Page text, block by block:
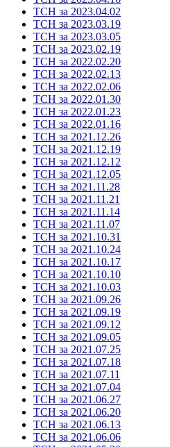
ТСН за 2023.04.02
ТСН за 2023.03.19
ТСН за 2023.03.05
ТСН за 2023.02.19
ТСН за 2022.02.20
ТСН за 2022.02.13
ТСН за 2022.02.06
ТСН за 2022.01.30
ТСН за 2022.01.23
ТСН за 2022.01.16
ТСН за 2021.12.26
ТСН за 2021.12.19
ТСН за 2021.12.12
ТСН за 2021.12.05
ТСН за 2021.11.28
ТСН за 2021.11.21
ТСН за 2021.11.14
ТСН за 2021.11.07
ТСН за 2021.10.31
ТСН за 2021.10.24
ТСН за 2021.10.17
ТСН за 2021.10.10
ТСН за 2021.10.03
ТСН за 2021.09.26
ТСН за 2021.09.19
ТСН за 2021.09.12
ТСН за 2021.09.05
ТСН за 2021.07.25
ТСН за 2021.07.18
ТСН за 2021.07.11
ТСН за 2021.07.04
ТСН за 2021.06.27
ТСН за 2021.06.20
ТСН за 2021.06.13
ТСН за 2021.06.06